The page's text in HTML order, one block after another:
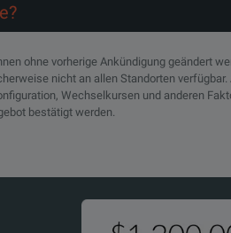
ohne vorherige Ankündigung geändert
nicht an allen Standorten
Wechselkursen und anderen
bestätigt werden.